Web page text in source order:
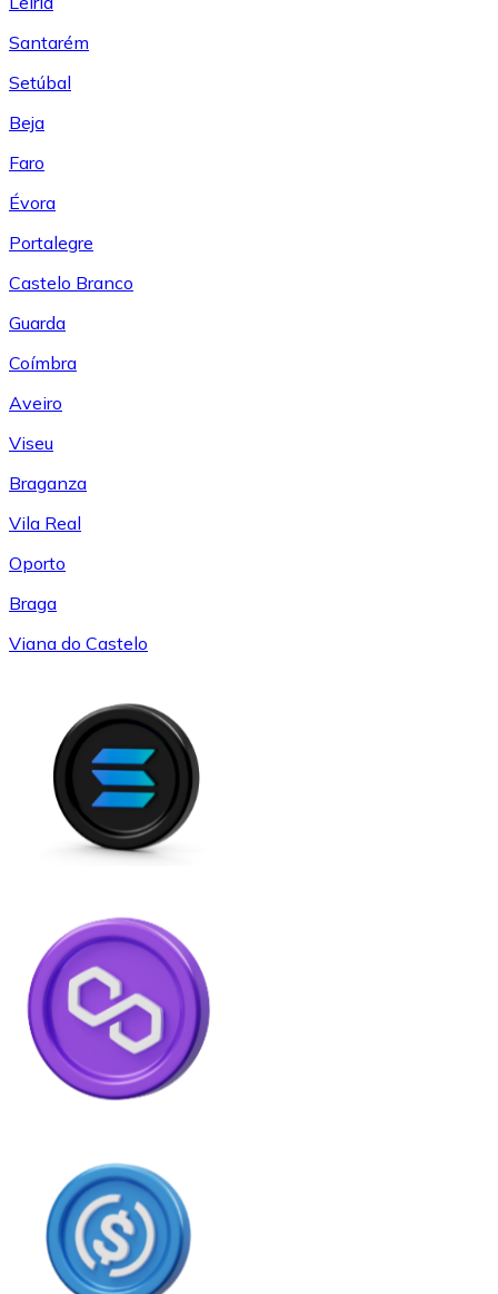
Santarém
Setúbal
Beja
Faro
Évora
Portalegre
Castelo Branco
Guarda
Coímbra
Aveiro
Viseu
Braganza
Vila Real
Oporto
Braga
Viana do Castelo